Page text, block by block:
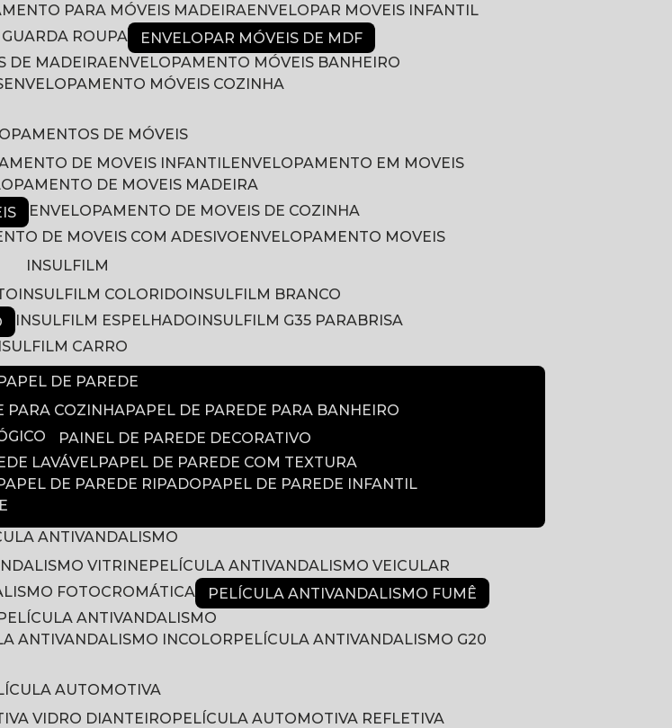
PARA MÓVEIS MADEIRA
ENVELOPAR MOVEIS INFANTIL
GUARDA ROUPA
ENVELOPAR MÓVEIS DE MDF
DE MADEIRA
ENVELOPAMENTO MÓVEIS BANHEIRO
ENVELOPAMENTO MÓVEIS COZINHA
DE MÓVEIS
DE MOVEIS INFANTIL
ENVELOPAMENTO EM MOVEIS
DE MOVEIS MADEIRA
ENVELOPAMENTO DE MOVEIS DE COZINHA
DE MOVEIS COM ADESIVO
ENVELOPAMENTO MOVEIS
INSULFILM
INSULFILM COLORIDO INSULFILM BRANCO
INSULFILM ESPELHADO INSULFILM G35 PARABRISA
CARRO
PAPEL DE PAREDE
PARA COZINHA PAPEL DE PAREDE PARA BANHEIRO
PAINEL DE PAREDE DECORATIVO
LAVÁVEL PAPEL DE PAREDE COM TEXTURA
PAPEL DE PAREDE RIPADO
PAPEL DE PAREDE INFANTIL
ANTIVANDALISMO
VITRINE
PELÍCULA ANTIVANDALISMO VEICULAR
FOTOCROMÁTICA
PELÍCULA ANTIVANDALISMO FUMÊ
ANTIVANDALISMO
ANTIVANDALISMO INCOLOR
PELÍCULA ANTIVANDALISMO G20
AUTOMOTIVA
VIDRO DIANTEIRO
PELÍCULA AUTOMOTIVA REFLETIVA